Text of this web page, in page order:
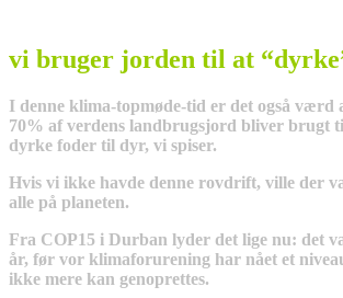
vi bruger jorden til at
I denne klima-topmøde-tid er det også værd
70% af verdens landbrugsjord bliver brugt
dyrke foder til dyr, vi spiser.
Hvis vi ikke havde denne rovdrift, ville der
alle på planeten.
Fra COP15 i Durban lyder det lige nu: det
år, før vor klimaforurening har nået et
ikke mere kan genoprettes.